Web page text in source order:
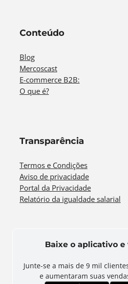
Conteúdo
Blog
Mercoscast
E-commerce B2B:
O que é?
Transparência
Termos e Condições
Aviso de privacidade
Portal da Privacidade
Relatório da igualdade salarial
Baixe o aplicativo
Junte-se a mais de 9 mil
e aumentaram suas